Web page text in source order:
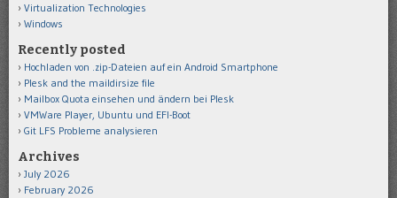
Virtualization Technologies
Windows
Recently posted
Hochladen von .zip-Dateien auf ein Android Smartphone
Plesk and the maildirsize file
Mailbox Quota einsehen und ändern bei Plesk
VMWare Player, Ubuntu und EFI-Boot
Git LFS Probleme analysieren
Archives
July 2026
February 2026